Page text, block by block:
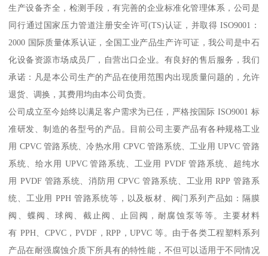
生产设备齐全，检测手段，有完善的企业标准化管理体系，公司是
同行通过国家压力管道注册安全许可(TS)认证，并取得 ISO9001：
2000 国际质量体系认证，全国工业产品生产许可证，我公司是中石
化设备资源市场成员厂，自营出口企业。有良好的售后服务，我们
承诺：凡是本公司生产的产品在使用范围内出现质量问题的，允许
退货、调换，其费用均由本公司负责。
公司成立至今始终以满足客户需求为已任，严格按国际 ISO9001 标
准研发、制造的各型号的产品。目前公司主要产品有各种规格工业
用 CPVC 管路系统、冷热水用 CPVC 管路系统、工业用 UPVC 管路
系统、给水用 UPVC 管路系统、工业用 PVDF 管路系统、超纯水
用 PVDF 管路系统、消防用 CPVC 管路系统、工业用 RPP 管路系
统、工业用 PPH 管路系统等，以及板材、阀门系列产品如：隔膜
阀、蝶阀、球阀、截止阀、止回阀，耐腐蚀泵等等。主要材料
有 PPH、CPVC，PVDF，RPP，UPVC 等。由于各类工程塑料系列
产品在耐强腐蚀介质下所具有的特性能，不但可以适用于不同情况